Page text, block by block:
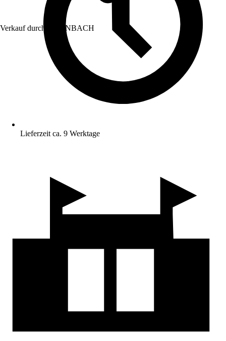
Verkauf durch: HORNBACH
Lieferzeit ca. 9 Werktage